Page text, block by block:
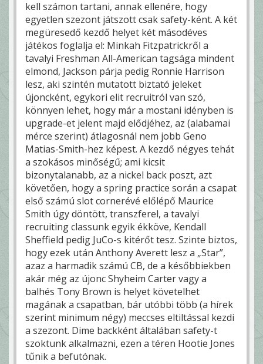
kell számon tartani, annak ellenére, hogy
egyetlen szezont játszott csak safety-ként. A két
megüresedő kezdő helyet két másodéves
játékos foglalja el: Minkah Fitzpatrickről a
tavalyi Freshman All-American tagsága mindent
elmond, Jackson párja pedig Ronnie Harrison
lesz, aki szintén mutatott biztató jeleket
újoncként, egykori elit recruitról van szó,
könnyen lehet, hogy már a mostani idényben is
upgrade-et jelent majd elődjéhez, az (alabamai
mérce szerint) átlagosnál nem jobb Geno
Matias-Smith-hez képest. A kezdő négyes tehát
a szokásos minőségű; ami kicsit
bizonytalanabb, az a nickel back poszt, azt
követően, hogy a spring practice során a csapat
első számú slot cornerévé előlépő Maurice
Smith úgy döntött, transzferel, a tavalyi
recruiting classunk egyik ékköve, Kendall
Sheffield pedig JuCo-s kitérőt tesz. Szinte biztos,
hogy ezek után Anthony Averett lesz a „Star”,
azaz a harmadik számú CB, de a későbbiekben
akár még az újonc Shyheim Carter vagy a
balhés Tony Brown is helyet követelhet
magának a csapatban, bár utóbbi több (a hírek
szerint minimum négy) meccses eltiltással kezdi
a szezont. Dime backként általában safety-t
szoktunk alkalmazni, ezen a téren Hootie Jones
tűnik a befutónak.